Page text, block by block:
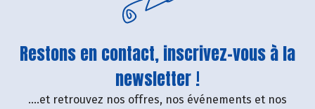
Restons en contact, inscrivez-vous à la
newsletter !
....et retrouvez nos offres, nos événements et nos